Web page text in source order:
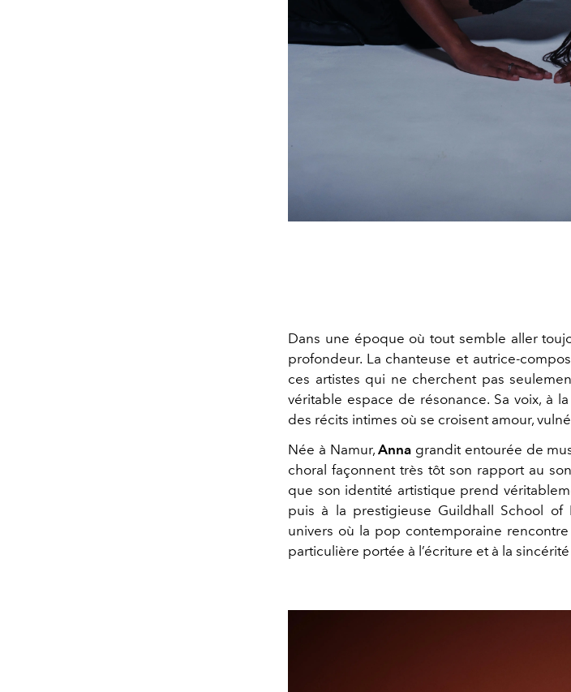
Dans une époque où tout semble aller
profondeur. La chanteuse et autrice-
ces artistes qui ne cherchent pas
véritable espace de résonance. Sa voix, à
des récits intimes où se croisent amour,
Née à Namur,Anna grandit entourée de
choral façonnent très tôt son rapport au
que son identité artistique prend
puis à la prestigieuse Guildhall School
univers où la pop contemporaine
particulière portée à l’écriture et à la